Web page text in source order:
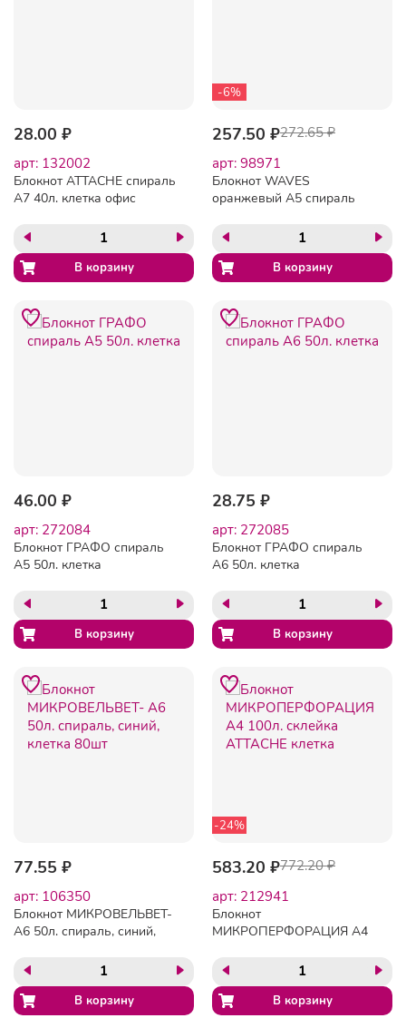
28.00 ₽
арт: 132002
Блокнот ATTACHE спираль
А7 40л. клетка офис
-6%
257.50 ₽272.65 ₽
арт: 98971
Блокнот WAVES
оранжевый А5 спираль
46.00 ₽
арт: 272084
Блокнот ГРАФО спираль
А5 50л. клетка
28.75 ₽
арт: 272085
Блокнот ГРАФО спираль
А6 50л. клетка
77.55 ₽
арт: 106350
Блокнот МИКРОВЕЛЬВЕТ-
А6 50л. спираль, синий,
-24%
583.20 ₽772.20 ₽
арт: 212941
Блокнот
МИКРОПЕРФОРАЦИЯ А4
клетка